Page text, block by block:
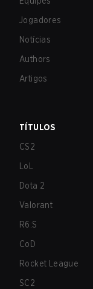
Jogadores
Notícias
Authors
Artigos
TÍTULOS
CS2
LoL
Dota 2
Valorant
R6:S
CoD
Rocket League
SC2